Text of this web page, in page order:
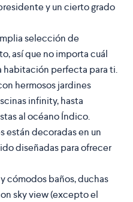
y un cierto grado
selección de
así que no importa cuál
habitación perfecta para ti.
hermosos jardines
infinity, hasta
al océano Índico.
están decoradas en un
diseñadas para ofrecer
cómodos baños, duchas
sky view (excepto el